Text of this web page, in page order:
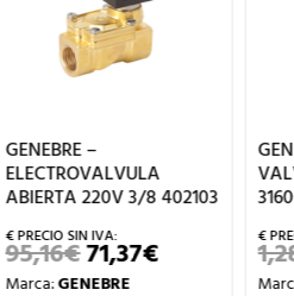
GENEBRE –
ELECTROVALVULA
ABIERTA 220V 3/8 402103
95,16€EL
PRECIO
71,37€EL
PRECIO
Marca:GENEBRE
1,28
Marca: